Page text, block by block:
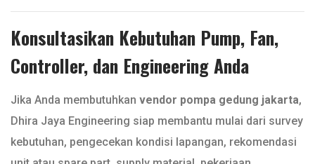
Konsultasikan Kebutuhan Pump, Fan,
Controller, dan Engineering Anda
Jika Anda membutuhkan vendor pompa gedung jakarta,
Dhira Jaya Engineering siap membantu mulai dari survey
kebutuhan, pengecekan kondisi lapangan, rekomendasi